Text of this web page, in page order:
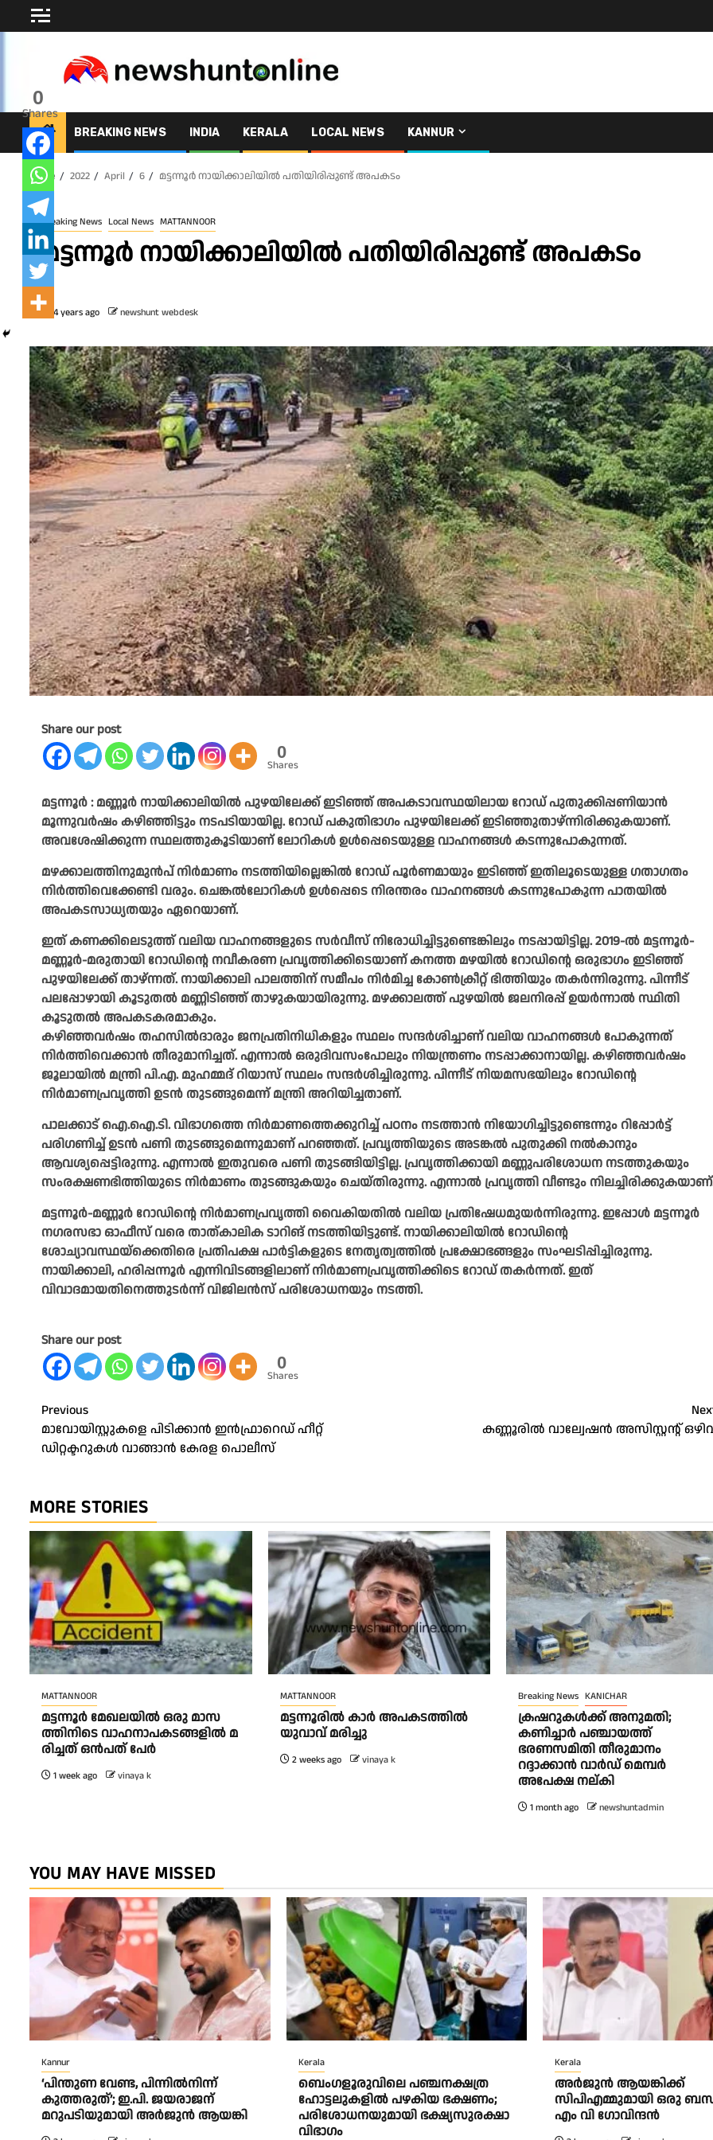
to
BREAKING NEWS INDIA KERALA LOCAL NEWS KANNUR
Home 2022 April 6 മട്ടന്നൂർ നായിക്കാലിയിൽ പതിയിരിപ്പുണ്ട് അപകടം
Breaking News Local News MATTANNOOR
മട്ടന്നൂർ നായിക്കാലിയിൽ പതിയിരിപ്പുണ്ട് അപകടം
4 years ago newshunt webdesk
Share our post
0
Shares
മട്ടന്നൂർ : മണ്ണൂർ നായിക്കാലിയിൽ പുഴയിലേക്ക് ഇടിഞ്ഞ് അപകടാവസ്ഥയിലായ റോഡ് പുതുക്കിപ്പണിയാൻ
മൂന്നുവർഷം കഴിഞ്ഞിട്ടും നടപടിയായില്ല. റോഡ് പകുതിഭാഗം പുഴയിലേക്ക് ഇടിഞ്ഞുതാഴ്ന്നിരിക്കുകയാണ്.
അവശേഷിക്കുന്ന സ്ഥലത്തുകൂടിയാണ് ലോറികൾ ഉൾപ്പെടെയുള്ള വാഹനങ്ങൾ കടന്നുപോകുന്നത്.
മഴക്കാലത്തിനുമുൻപ്‌ നിർമാണം നടത്തിയില്ലെങ്കിൽ റോഡ് പൂർണമായും ഇടിഞ്ഞ് ഇതിലൂടെയുള്ള ഗതാഗതം
നിർത്തിവെക്കേണ്ടി വരും. ചെങ്കൽലോറികൾ ഉൾപ്പെടെ നിരന്തരം വാഹനങ്ങൾ കടന്നുപോകുന്ന പാതയിൽ
അപകടസാധ്യതയും ഏറെയാണ്.
ഇത് കണക്കിലെടുത്ത് വലിയ വാഹനങ്ങളുടെ സർവീസ് നിരോധിച്ചിട്ടുണ്ടെങ്കിലും നടപ്പായിട്ടില്ല. 2019-ൽ മട്ടന്നൂർ-
മണ്ണൂർ-മരുതായി റോഡിന്റെ നവീകരണ പ്രവൃത്തിക്കിടെയാണ് കനത്ത മഴയിൽ റോഡിന്റെ ഒരുഭാഗം ഇടിഞ്ഞ്
പുഴയിലേക്ക് താഴ്ന്നത്. നായിക്കാലി പാലത്തിന് സമീപം നിർമിച്ച കോൺക്രീറ്റ് ഭിത്തിയും തകർന്നിരുന്നു. പിന്നീട്
പലപ്പോഴായി കൂടുതൽ മണ്ണിടിഞ്ഞ് താഴുകയായിരുന്നു. മഴക്കാലത്ത് പുഴയിൽ ജലനിരപ്പ് ഉയർന്നാൽ സ്ഥിതി
കൂടുതൽ അപകടകരമാകും.
കഴിഞ്ഞവർഷം തഹസിൽദാരും ജനപ്രതിനിധികളും സ്ഥലം സന്ദർശിച്ചാണ് വലിയ വാഹനങ്ങൾ പോകുന്നത്
നിർത്തിവെക്കാൻ തീരുമാനിച്ചത്. എന്നാൽ ഒരുദിവസംപോലും നിയന്ത്രണം നടപ്പാക്കാനായില്ല. കഴിഞ്ഞവർഷം
ജൂലായിൽ മന്ത്രി പി.എ. മുഹമ്മദ് റിയാസ് സ്ഥലം സന്ദർശിച്ചിരുന്നു. പിന്നീട് നിയമസഭയിലും റോഡിന്റെ
നിർമാണപ്രവൃത്തി ഉടൻ തുടങ്ങുമെന്ന് മന്ത്രി അറിയിച്ചതാണ്.
പാലക്കാട് ഐ.ഐ.ടി. വിഭാഗത്തെ നിർമാണത്തെക്കുറിച്ച് പഠനം നടത്താൻ നിയോഗിച്ചിട്ടുണ്ടെന്നും റിപ്പോർട്ട്
പരിഗണിച്ച് ഉടൻ പണി തുടങ്ങുമെന്നുമാണ് പറഞ്ഞത്. പ്രവൃത്തിയുടെ അടങ്കൽ പുതുക്കി നൽകാനും
ആവശ്യപ്പെട്ടിരുന്നു. എന്നാൽ ഇതുവരെ പണി തുടങ്ങിയിട്ടില്ല. പ്രവൃത്തിക്കായി മണ്ണുപരിശോധന നടത്തുകയും
സംരക്ഷണഭിത്തിയുടെ നിർമാണം തുടങ്ങുകയും ചെയ്തിരുന്നു. എന്നാൽ പ്രവൃത്തി വീണ്ടും
മട്ടന്നൂർ-മണ്ണൂർ റോഡിന്റെ നിർമാണപ്രവൃത്തി വൈകിയതിൽ വലിയ പ്രതിഷേധമുയർന്നിരുന്നു. ഇപ്പോൾ മട്ടന്നൂർ
നഗരസഭാ ഓഫീസ് വരെ താത്‌കാലിക ടാറിങ്‌ നടത്തിയിട്ടുണ്ട്. നായിക്കാലിയിൽ റോഡിന്റെ
ശോച്യാവസ്ഥയ്ക്കെതിരെ പ്രതിപക്ഷ പാർട്ടികളുടെ നേതൃത്വത്തിൽ പ്രക്ഷോഭങ്ങളും സംഘടിപ്പിച്ചിരുന്നു.
നായിക്കാലി, ഹരിപ്പന്നൂർ എന്നിവിടങ്ങളിലാണ് നിർമാണപ്രവൃത്തിക്കിടെ റോഡ് തകർന്നത്. ഇത്
വിവാദമായതിനെത്തുടർന്ന് വിജിലൻസ് പരിശോധനയും നടത്തി.
Share our post
0
Shares
0
Shares
Post
navigation
Previous
മാവോയിസ്റ്റുകളെ പിടിക്കാൻ ഇൻഫ്രാറെഡ് ഹീറ്റ്
ഡിറ്റക്ടറുകൾ വാങ്ങാൻ കേരള പൊലീസ്
കണ്ണൂരിൽ വാല്വേഷൻ അസിസ്റ്റന്റ്
MORE STORIES
MATTANNOOR
മ​ട്ട​ന്നൂ​ർ മേ​ഖ​ല​യി​ൽ ഒ​രു മാ​സ​
ത്തി​നി​ടെ വാ​ഹ​നാ​പ​ക​ട​ങ്ങ​ളി​ൽ മ​
രി​ച്ച​ത് ഒൻപത് പേർ
1 week ago vinaya k
MATTANNOOR
മട്ടന്നൂരിൽ കാർ അപകടത്തിൽ
യുവാവ് മരിച്ചു
2 weeks ago vinaya k
Breaking News KANICHAR
ക്രഷറുകൾക്ക് അനുമതി;
കണിച്ചാർ പഞ്ചായത്ത്
ഭരണസമിതി തീരുമാനം
റദ്ദാക്കാൻ വാർഡ് മെമ്പർ
അപേക്ഷ നല്കി
1 month ago newshuntadmin
YOU MAY HAVE MISSED
Kannur
‘പിന്തുണ വേണ്ട, പിന്നിൽനിന്ന്
കുത്തരുത്’; ഇ.പി. ജയരാജന്
മറുപടിയുമായി അർജുൻ ആയങ്കി
Kerala
ബെംഗളൂരുവിലെ പഞ്ചനക്ഷത്ര
ഹോട്ടലുകളിൽ പഴകിയ ഭക്ഷണം;
പരിശോധനയുമായി ഭക്ഷ്യസുരക്ഷാ
വിഭാഗം
Kerala
അര്‍ജുന്‍ ആയങ്കിക്ക്
സിപിഎമ്മുമായി ഒരു
എം വി ഗോവിന്ദന്‍